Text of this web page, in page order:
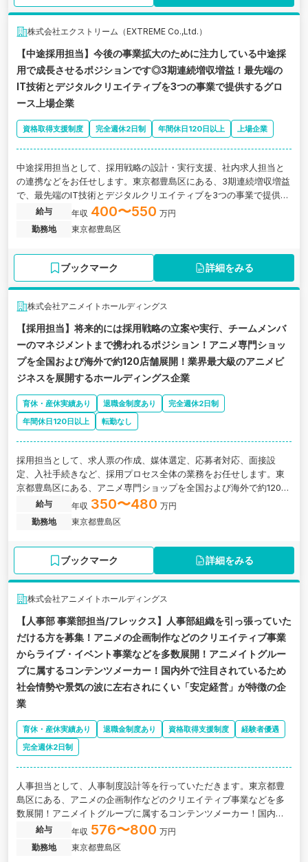
株式会社エクストリーム（EXTREME Co.,Ltd.）
【中途採用担当】今後の事業拡大のために注力している中途採
用で成長させるポジションです◎3期連続増収増益！最先端の
IT技術とデジタルクリエイティブを3つの事業で提供するグロ
ース上場企業
資格取得支援制度 完全週休2日制 年間休日120日以上 上場企業
中途採用担当として、採用戦略の設計・実行支援、社内求人担当と
の連携などをお任せします。東京都豊島区にある、3期連続増収増益
で、最先端のIT技術とデジタルクリエイティブを3つの事業で提供す
るグロース上場企業の求人です。
給与 年収 400〜550 万円
勤務地
東京都豊島区
ブックマーク 詳細をみる
株式会社アニメイトホールディングス
【採用担当】将来的には採用戦略の立案や実行、チームメンバ
ーのマネジメントまで携われるポジション！アニメ専門ショッ
プを全国および海外で約120店舗展開！業界最大級のアニメビ
ジネスを展開するホールディングス企業
育休・産休実績あり 退職金制度あり
完全週休2日制
年間休日120日以上
転勤なし
採用担当として、求人票の作成、媒体選定、応募者対応、面接設
定、入社手続きなど、採用プロセス全体の業務をお任せします。東
京都豊島区にある、アニメ専門ショップを全国および海外で約120店
舗展開するホールディングス企業の求人です。
給与 年収 350〜480 万円
勤務地
東京都豊島区
ブックマーク 詳細をみる
株式会社アニメイトホールディングス
【人事部 事業部担当/フレックス】人事部組織を引っ張っていた
だける方を募集！アニメの企画制作などのクリエイティブ事業
からライブ・イベント事業などを多数展開！アニメイトグルー
プに属するコンテンツメーカー！国内外で注目されているため
社会情勢や景気の波に左右されにくい「安定経営」が特徴の企
業
育休・産休実績あり 退職金制度あり 資格取得支援制度
経験者優遇
完全週休2日制
人事担当として、人事制度設計等を行っていただきます。東京都豊
島区にある、アニメの企画制作などのクリエイティブ事業などを多
数展開！アニメイトグループに属するコンテンツメーカー！国内外
で注目されている「安定経営」が特徴の企業の求人です。
給与 年収 576〜800 万円
勤務地
東京都豊島区